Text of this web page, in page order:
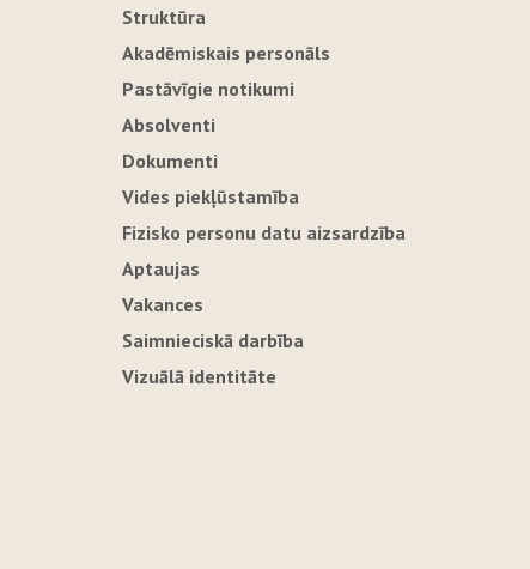
Struktūra
Akadēmiskais personāls
Pastāvīgie notikumi
Absolventi
Dokumenti
Vides piekļūstamība
Fizisko personu datu aizsardzība
Aptaujas
Vakances
Saimnieciskā darbība
Vizuālā identitāte